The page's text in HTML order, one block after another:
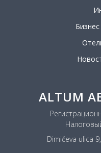
ALTUM
Dimičeva ulica